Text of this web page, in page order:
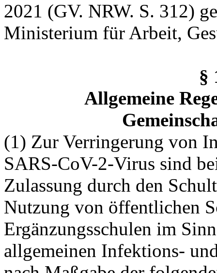
2021 (GV. NRW. S. 312)
Ministerium für Arbeit,
§
Allgemeine
(1) Zur Verringerung von
SARS-CoV-2-Virus sind
Zulassung durch den
Nutzung von öffentlichen
Ergänzungsschulen im
allgemeinen Infektions-